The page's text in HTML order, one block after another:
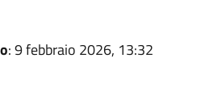
: 9 febbraio 2026, 13:32